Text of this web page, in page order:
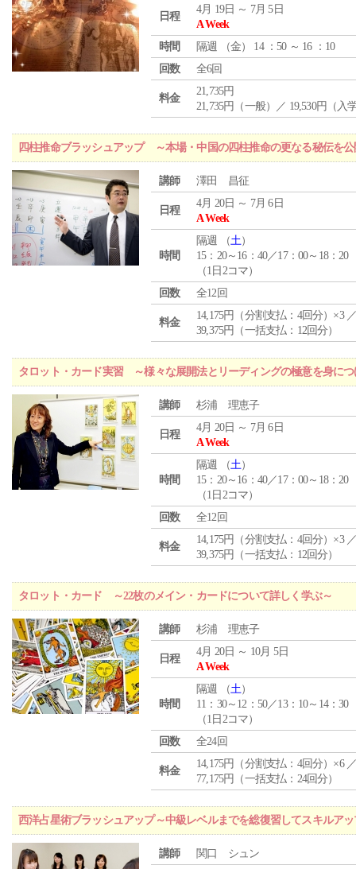
日程
4月 19日 ～ 7月 5日
A Week
時間
隔週 （金） 14 ：50 ～ 16 ：10
回数
全6回
料金
21,735円
21,735円（一般）／ 19,530円（入
四柱推命ブラッシュアップ ～本場・中国の四柱推命の更なる秘伝を
講師 澤田 昌征
日程
4月 20日 ～ 7月 6日
A Week
時間
隔週 （土）
15：20～16：40／17：00～18：20
（1日2コマ）
回数
全12回
料金
14,175円（分割支払：4回分）×3
39,375円（一括支払：12回分）
タロット・カード実習 ～様々な展開法とリーディングの極意を身につ
講師 杉浦 理恵子
日程
4月 20日 ～ 7月 6日
A Week
時間
隔週 （土）
15：20～16：40／17：00～18：20
（1日2コマ）
回数
全12回
料金
14,175円（分割支払：4回分）×3
39,375円（一括支払：12回分）
タロット・カード ～22枚のメイン・カードについて詳しく学ぶ～
講師 杉浦 理恵子
日程
4月 20日 ～ 10月 5日
A Week
時間
隔週 （土）
11：30～12：50／13：10～14：30
（1日2コマ）
回数
全24回
料金
14,175円（分割支払：4回分）×6
77,175円（一括支払：24回分）
西洋占星術ブラッシュアップ～中級レベルまでを総復習してスキルア
講師 関口 シュン